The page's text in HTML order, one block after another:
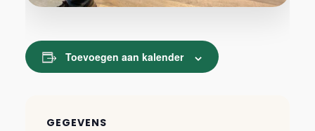
Toevoegen aan kalender
GEGEVENS